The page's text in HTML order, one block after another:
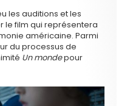
les auditions et les
le film qui représentera
américaine. Parmi
du processus de
Un mondepour